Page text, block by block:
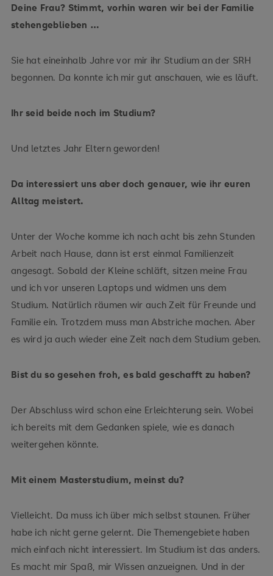
Deine Frau? Stimmt, vorhin waren wir bei der Familie
stehengeblieben …
Sie hat eineinhalb Jahre vor mir ihr Studium an der SRH
begonnen. Da konnte ich mir gut anschauen, wie es läuft.
Ihr seid beide noch im Studium?
Und letztes Jahr Eltern geworden!
Da interessiert uns aber doch genauer, wie ihr euren
Alltag meistert.
Unter der Woche komme ich nach acht bis zehn Stunden
Arbeit nach Hause, dann ist erst einmal Familienzeit
angesagt. Sobald der Kleine schläft, sitzen meine Frau
und ich vor unseren Laptops und widmen uns dem
Studium. Natürlich räumen wir auch Zeit für Freunde und
Familie ein. Trotzdem muss man Abstriche machen. Aber
es wird ja auch wieder eine Zeit nach dem Studium geben.
Bist du so gesehen froh, es bald geschafft zu haben?
Der Abschluss wird schon eine Erleichterung sein. Wobei
ich bereits mit dem Gedanken spiele, wie es danach
weitergehen könnte.
Mit einem Masterstudium, meinst du?
Vielleicht. Da muss ich über mich selbst staunen. Früher
habe ich nicht gerne gelernt. Die Themengebiete haben
mich einfach nicht interessiert. Im Studium ist das anders.
Es macht mir Spaß, mir Wissen anzueignen. Und in der